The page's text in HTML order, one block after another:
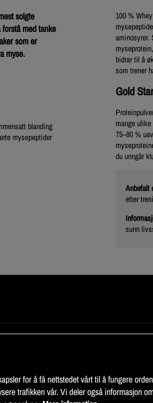
solgte
med tanke
som er
myse.
blanding
mysepeptider
100 %
aminosyrer.
bidrar til å
som trener
Gold
mange
75–80 %
du unngår
Anbefalt
etter
sunn
Sitemap
for å få nettstedet vårt til å fungere
trafikken vår. Vi deler også informasjon